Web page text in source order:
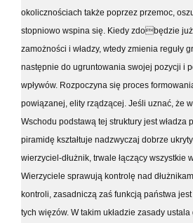
okolicznościach także poprzez przemoc,
stopniowo wspina się. Kiedy zdobędzie
zamożności i władzy, wtedy zmienia reguły
następnie do ugruntowania swojej pozycji i
wpływów. Rozpoczyna się proces
powiązanej, elity rządzącej. Jeśli uznać, że
Wschodu podstawą tej struktury jest władza
piramidę kształtuje nadzwyczaj dobrze
wierzyciel-dłużnik, trwale łączący wszystkie
Wierzyciele sprawują kontrolę nad
kontroli, zasadniczą zaś funkcją państwa
tych więzów. W takim układzie zasady ustala